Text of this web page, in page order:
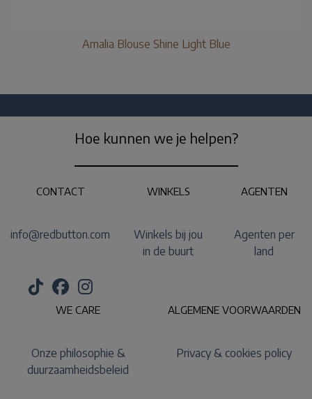
Amalia Blouse Shine Light Blue
Hoe kunnen we je helpen?
CONTACT
info@redbutton.com
WINKELS
Winkels bij jou
in de buurt
AGENTEN
Agenten per
land
WE CARE
Onze philosophie &
duurzaamheidsbeleid
ALGEMENE VOORWAARDEN
Privacy & cookies policy